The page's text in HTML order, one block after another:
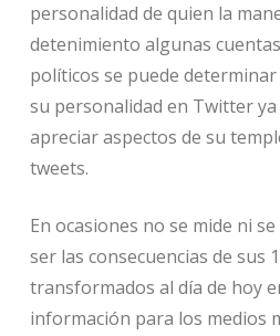
personalidad de quien la
detenimiento algunas
políticos se puede
su personalidad en Twitter
apreciar aspectos de su
tweets.
En ocasiones no se mide ni
ser las consecuencias de sus
transformados al día de hoy
información para los medios